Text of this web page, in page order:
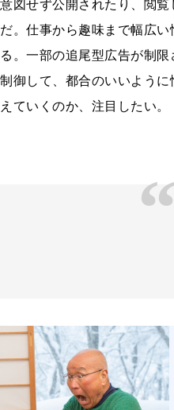
図せず公開されたり、閲
。仕事から趣味まで幅広
。一部の追尾型広告が制
御して、都合のいいよう
ていくのか、注目したい。